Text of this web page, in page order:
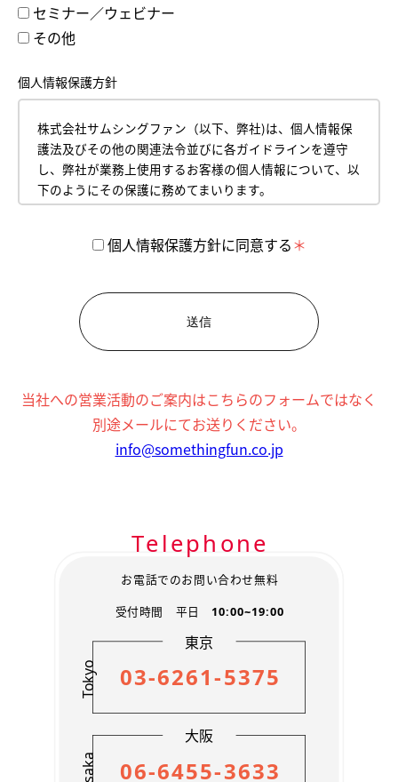
セミナー／ウェビナー
その他
個人情報保護方針
株式会社サムシングファン（以下、弊社)は、個人情報保
護法及びその他の関連法令並びに各ガイドラインを遵守
し、弊社が業務上使用するお客様の個人情報について、以
下のようにその保護に務めてまいります。
平成18年4月１日
代表取締役 薮本直樹
お客様からお預かりした個人情報は、弊社のプライバシ
ーポリシーに従って管理いたします。
お客様の個人情報とは、お名前、郵便番号、住所、電話
番号、生年月日、メールアドレス、クレジットカード情
お客様の個人情報は、弊社の管理するWEBサイトや広告
からのお問い合わせ時、弊社のサービスをご利用いただ
いた際に取得いたします。
【2】 個人情報の利用方法に関して
撮影業務などに際し、外部委託のスタッフ・企業に必要
な範囲で業務の一部を委託することがあります。 その際
協力会社に必要な範囲で保護措置を講じたうえで業務の
弊社求人募集にご応募頂いた方や、登録スタッフの個人
情報は、面接のご案内および選考結果・弊社からの資料
送付・各種確認連絡作業を行う際に利用します。
お客様から個人情報に関し、開示、訂正、削除、利用停
止等の要求をいただいた場合、所定の請求手続きにより、
【3】外部への個人情報開示に関して
下記の場合、お客様の個人情報を関係省庁へ開示いたし
個人情報保護方針に同意する
当社への営業活動のご案内はこちらのフォームではなく
別途メールにてお送りください。
info@somethingfun.co.jp
Telephone
お電話でのお問い合わせ無料
受付時間 平日 10:00~19:00
Tokyo
東京
03-6261-5375
Osaka
大阪
06-6455-3633